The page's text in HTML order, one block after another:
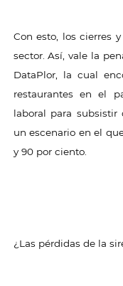
Con esto, los cierres
sector. Así, vale la
DataPlor, la cual
restaurantes en el
laboral para
un escenario en el
y 90 por ciento.
¿Las pérdidas de la